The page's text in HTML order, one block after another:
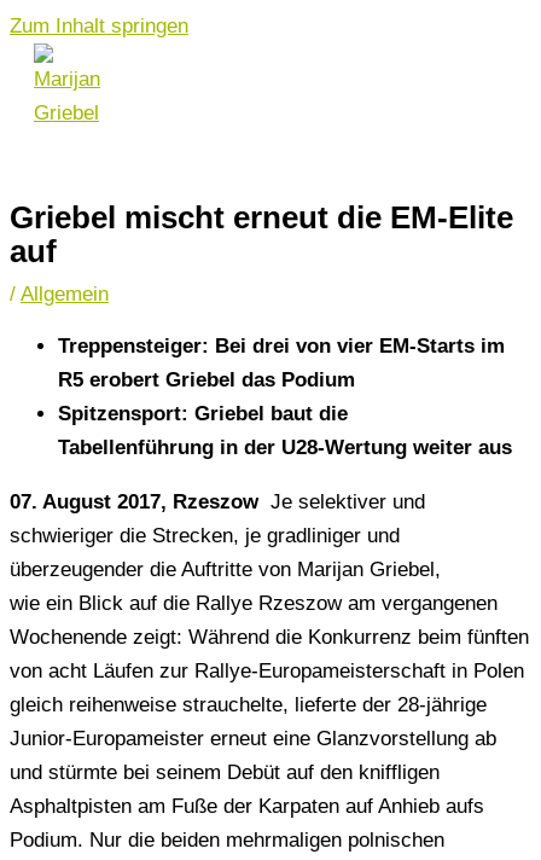
Zum Inhalt springen
Griebel mischt erneut die EM-Elite
auf
/ Allgemein
Treppensteiger: Bei drei von vier EM-Starts im
R5 erobert Griebel das Podium
Spitzensport: Griebel baut die
Tabellenführung in der U28-Wertung weiter aus
07. August 2017, RzeszowJe selektiver und
schwieriger die Strecken, je gradliniger und
überzeugender die Auftritte von Marijan Griebel,
wie ein Blick auf die Rallye Rzeszow am vergangenen
Wochenende zeigt: Während die Konkurrenz beim fünften
von acht Läufen zur Rallye-Europameisterschaft in Polen
gleich reihenweise strauchelte, lieferte der 28-jährige
Junior-Europameister erneut eine Glanzvorstellung ab
und stürmte bei seinem Debüt auf den kniffligen
Asphaltpisten am Fuße der Karpaten auf Anhieb aufs
Podium. Nur die beiden mehrmaligen polnischen